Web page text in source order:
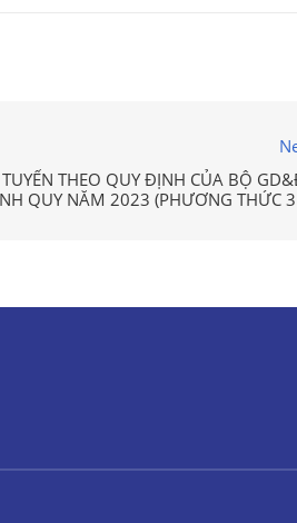
THEO QUY ĐỊNH CỦA BỘ
QUY NĂM 2023 (PHƯƠNG THỨC